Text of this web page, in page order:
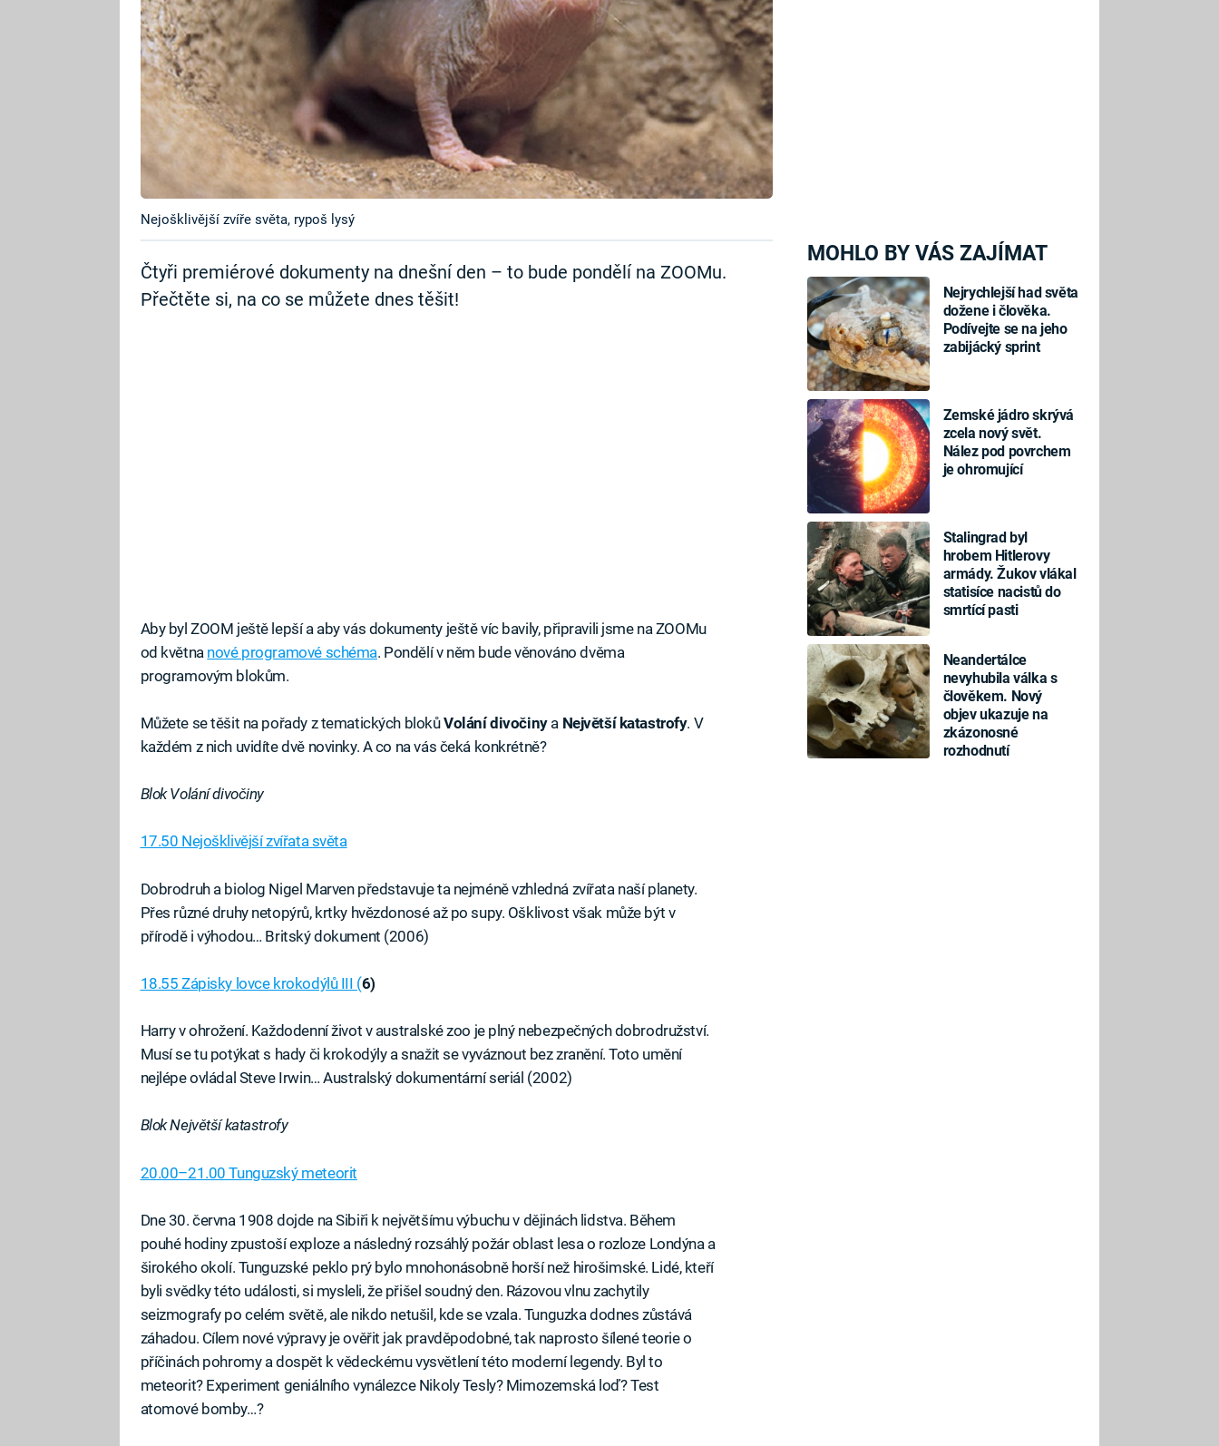
MOHLO BY VÁS ZAJÍMAT
Nejrychlejší had světa
dožene i člověka.
Podívejte se na jeho
zabijácký sprint
Zemské jádro skrývá
zcela nový svět.
Nález pod povrchem
je ohromující
Stalingrad byl
hrobem Hitlerovy
armády. Žukov vlákal
statisíce nacistů do
smrtící pasti
Neandertálce
nevyhubila válka s
člověkem. Nový
objev ukazuje na
zkázonosné
rozhodnutí
Nejošklivější zvíře světa, rypoš lysý
Čtyři premiérové dokumenty na dnešní den – to bude pondělí na ZOOMu.
Přečtěte si, na co se můžete dnes těšit!
Aby byl ZOOM ještě lepší a aby vás dokumenty ještě víc bavily, připravili jsme na ZOOMu
od května nové programové schéma. Pondělí v něm bude věnováno dvěma
programovým blokům.
Můžete se těšit na pořady z tematických blokůVolání divočinya Největší katastrofy. V
každém z nich uvidíte dvě novinky. A co na vás čeká konkrétně?
Blok Volání divočiny
17.50 Nejošklivější zvířata světa
Dobrodruh a biolog Nigel Marven představuje ta nejméně vzhledná zvířata naší planety.
Přes různé druhy netopýrů, krtky hvězdonosé až po supy. Ošklivost však může být v
přírodě i výhodou… Britský dokument (2006)
18.55 Zápisky lovce krokodýlů III (6)
Harry v ohrožení. Každodenní život v australské zoo je plný nebezpečných dobrodružství.
Musí se tu potýkat s hady či krokodýly a snažit se vyváznout bez zranění. Toto umění
nejlépe ovládal Steve Irwin… Australský dokumentární seriál (2002)
Blok Největší katastrofy
20.00–21.00 Tunguzský meteorit
Dne 30. června 1908 dojde na Sibiři k největšímu výbuchu v dějinách lidstva. Během
pouhé hodiny zpustoší exploze a následný rozsáhlý požár oblast lesa o rozloze Londýna a
širokého okolí. Tunguzské peklo prý bylo mnohonásobně horší než hirošimské. Lidé, kteří
byli svědky této události, si mysleli, že přišel soudný den. Rázovou vlnu zachytily
seizmografy po celém světě, ale nikdo netušil, kde se vzala. Tunguzka dodnes zůstává
záhadou. Cílem nové výpravy je ověřit jak pravděpodobné, tak naprosto šílené teorie o
příčinách pohromy a dospět k vědeckému vysvětlení této moderní legendy. Byl to
meteorit? Experiment geniálního vynálezce Nikoly Tesly? Mimozemská loď? Test
atomové bomby…?